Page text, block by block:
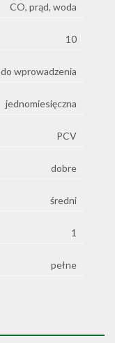
CO, prąd, woda
10
do wprowadzenia
jednomiesięczna
PCV
dobre
średni
1
pełne